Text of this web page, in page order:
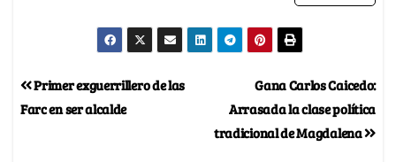
Gana Carlos Caicedo:
Arrasada la clase política
tradicional de Magdalena
Primer exguerrillero de las
Farc en ser alcalde